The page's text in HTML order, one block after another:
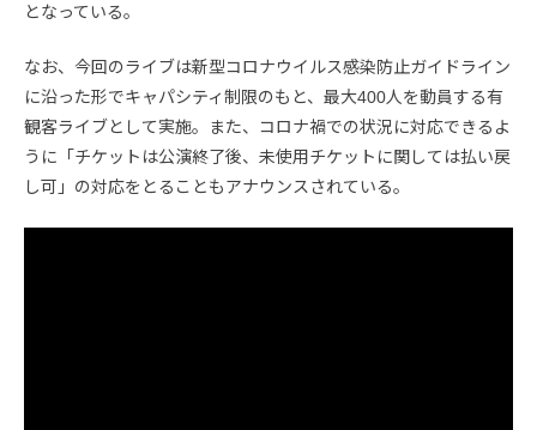
となっている。
なお、今回のライブは新型コロナウイルス感染防止ガイドライン
に沿った形でキャパシティ制限のもと、最大400人を動員する有
観客ライブとして実施。また、コロナ禍での状況に対応できるよ
うに「チケットは公演終了後、未使用チケットに関しては払い戻
し可」の対応をとることもアナウンスされている。